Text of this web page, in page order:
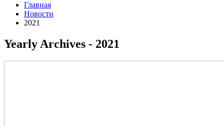
Главная
Новости
2021
Yearly Archives - 2021